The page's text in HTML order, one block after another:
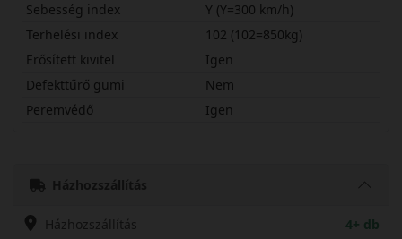
Sebesség index
Y (Y=300 km/h)
Terhelési index
102 (102=850kg)
Erősített kivitel
Igen
Defekttűrő gumi
Nem
Peremvédő
Igen
Házhozszállítás
Házhozszállítás 4+ db